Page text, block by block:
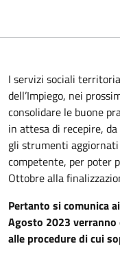
I servizi sociali
dell’Impiego, nei
consolidare le buone
in attesa di recepire,
gli strumenti
competente, per poter
Ottobre alla
Pertanto si comunica
Agosto 2023
alle procedure di cui